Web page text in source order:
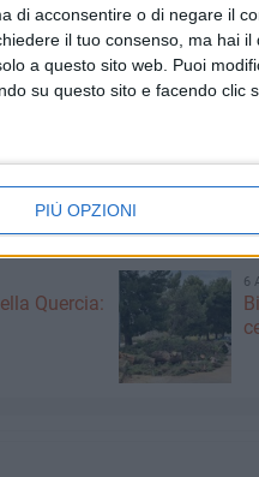
di acconsentire o di negare il
il tuo consenso, ma hai
a questo sito web. Puoi
su questo sito e facendo clic
PIÙ OPZIONI
C NUNZIO ZAVETTIERI
Quercia:
6